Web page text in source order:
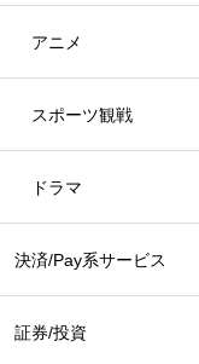
アニメ
スポーツ観戦
ドラマ
決済/Pay系サービス
証券/投資